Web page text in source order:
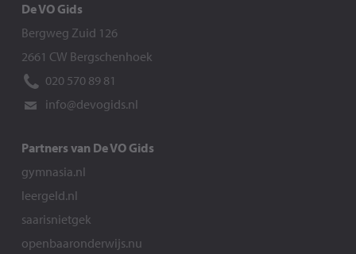
De VO Gids
Bergweg Zuid 126
2661 CW Bergschenhoek
020 570 89 81
info@devogids.nl
Partners van De VO Gids
gymnasia.nl
leergeld.nl
saarisnietgek
openbaaronderwijs.nu